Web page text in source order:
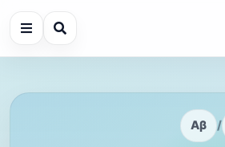
/
Aβ